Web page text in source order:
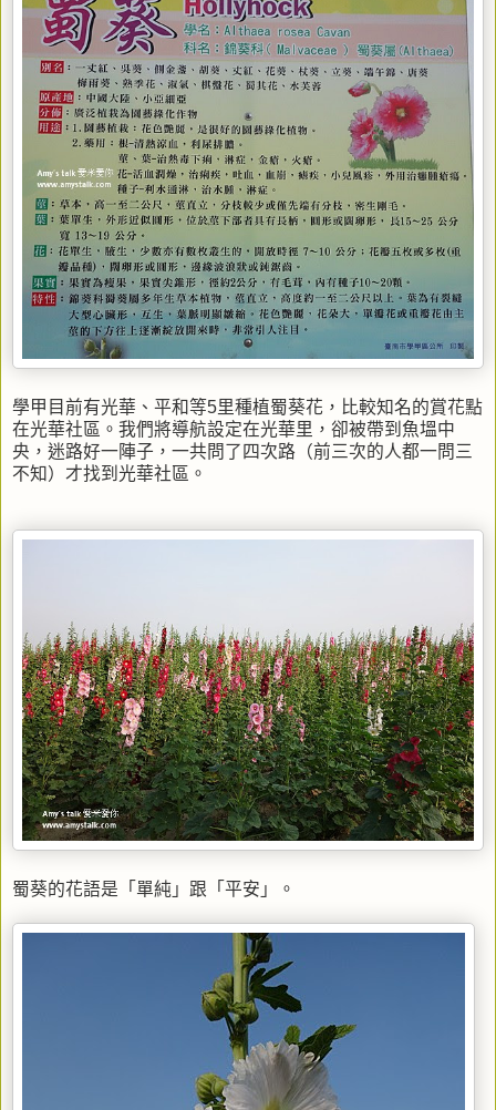
學甲目前有光華、平和等5里種植蜀葵花，比較知名的賞花點
在光華社區。我們將導航設定在光華里，卻被帶到魚塭中
央，迷路好一陣子，一共問了四次路（前三次的人都一問三
不知）才找到光華社區。
蜀葵的花語是「單純」跟「平安」。